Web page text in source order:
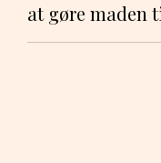
at gøre maden